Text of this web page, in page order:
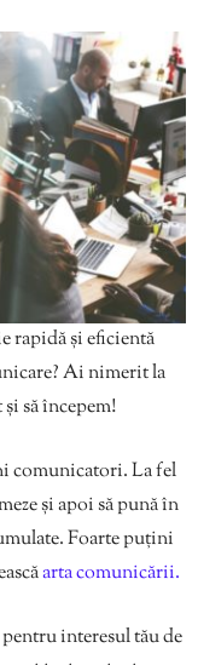
rapidă și eficientă
Ai nimerit la
să începem!
comunicatori. La fel
și apoi să pună în
Foarte puțini
arta comunicării.
interesul tău de